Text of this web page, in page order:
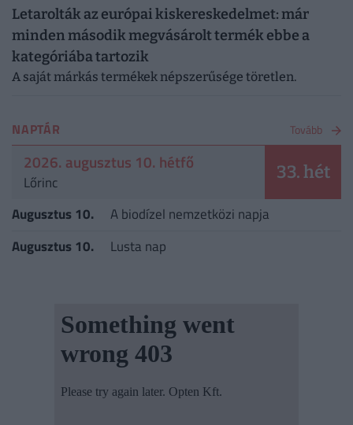
Letarolták az európai kiskereskedelmet: már
minden második megvásárolt termék ebbe a
kategóriába tartozik
A saját márkás termékek népszerűsége töretlen.
NAPTÁR Tovább
2026. augusztus 10. hétfő
Lőrinc 33. hét
Augusztus 10.
A biodízel nemzetközi napja
Augusztus 10.
Lusta nap